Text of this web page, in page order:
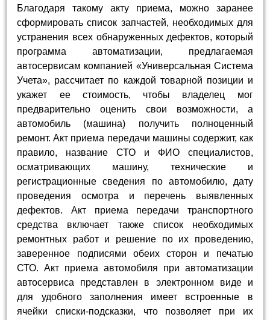
Благодаря такому акту приема, можно заранее
сформировать список запчастей, необходимых для
устранения всех обнаруженных дефектов, который
программа автоматизации, предлагаемая
автосервисам компанией «Универсальная Система
Учета», рассчитает по каждой товарной позиции и
укажет ее стоимость, чтобы владелец мог
предварительно оценить свои возможности, а
автомобиль (машина) получить полноценный
ремонт. Акт приема передачи машины содержит, как
правило, название СТО и ФИО специалистов,
осматривающих машину, технические и
регистрационные сведения по автомобилю, дату
проведения осмотра и перечень выявленных
дефектов. Акт приема передачи транспортного
средства включает также список необходимых
ремонтных работ и решение по их проведению,
заверенное подписями обеих сторон и печатью
СТО. Акт приема автомобиля при автоматизации
автосервиса представлен в электронном виде и
для удобного заполнения имеет встроенные в
ячейки списки-подсказки, что позволяет при их